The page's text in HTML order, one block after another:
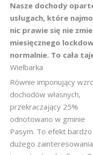
Nasze dochody
usługach, które
nic prawie się nie
miesięcznego
normalnie. To cała
Wielbarka
Równie imponujący
dochodów własnych,
przekraczający 25%
odnotowano w gminie
Pasym. To efekt bardzo
dużego zainteresowania